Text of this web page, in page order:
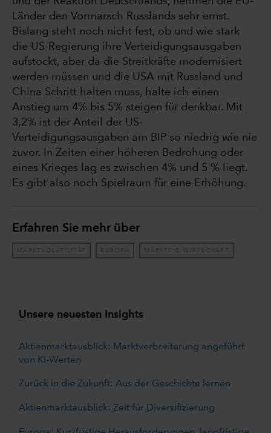
Länder den Vormarsch Russlands sehr ernst.
Bislang steht noch nicht fest, ob und wie stark
die US-Regierung ihre Verteidigungsausgaben
aufstockt, aber da die Streitkräfte modernisiert
werden müssen und die USA mit Russland und
China Schritt halten muss, halte ich einen
Anstieg um 4% bis 5% steigen für denkbar. Mit
3,2% ist der Anteil der US-
Verteidigungsausgaben am BIP so niedrig wie nie
zuvor. In Zeiten einer höheren Bedrohung oder
eines Krieges lag es zwischen 4% und 5 % liegt.
Es gibt also noch Spielraum für eine Erhöhung.
Erfahren Sie mehr über
MARKTVOLATILITÄT EUROPA MÄRKTE & WIRTSCHAFT
Unsere neuesten Insights
Aktienmarktausblick: Marktverbreiterung angeführt
von KI-Werten
Zurück in die Zukunft: Aus der Geschichte lernen
Aktienmarktausblick: Zeit für Diversifizierung